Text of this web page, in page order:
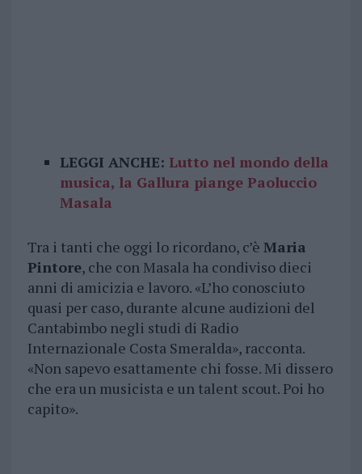
LEGGI ANCHE: Lutto nel mondo della
musica, la Gallura piange Paoluccio
Masala
Tra i tanti che oggi lo ricordano, c’è Maria
Pintore, che con Masala ha condiviso dieci
anni di amicizia e lavoro. «L’ho conosciuto
quasi per caso, durante alcune audizioni del
Cantabimbo negli studi di Radio
Internazionale Costa Smeralda», racconta.
«Non sapevo esattamente chi fosse. Mi dissero
che era un musicista e un talent scout. Poi ho
capito».